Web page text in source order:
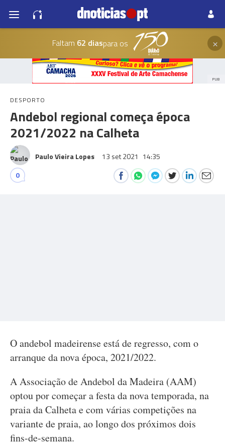
Faltam 62 diaspara os ×
PUB
DESPORTO
Andebol regional começa época
2021/2022 na Calheta
Paulo Vieira Lopes 13 set 2021 14:35
0
O andebol madeirense está de regresso, com o
arranque da nova época, 2021/2022.
A Associação de Andebol da Madeira (AAM)
optou por começar a festa da nova temporada, na
praia da Calheta e com várias competições na
variante de praia, ao longo dos próximos dois
fins-de-semana.